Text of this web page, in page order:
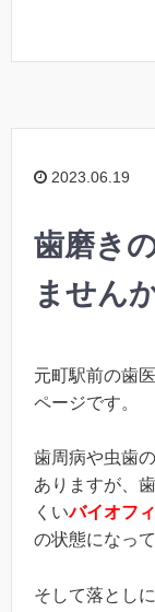
2023.06.19
歯磨き
ません
元町駅前の歯
ページです。
歯周病や虫歯
ありますが、
くいバイオフ
の状態になって
そして落とし